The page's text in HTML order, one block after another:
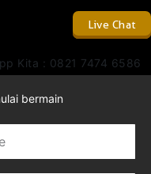
Live Chat
Kita : 0821 7474 6586
bermain